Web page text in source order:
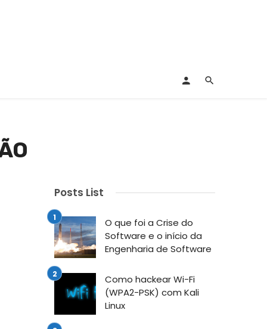
Posts List
O que foi a Crise do
Software e o início da
Engenharia de Software
Como hackear Wi-Fi
(WPA2-PSK) com Kali
Linux